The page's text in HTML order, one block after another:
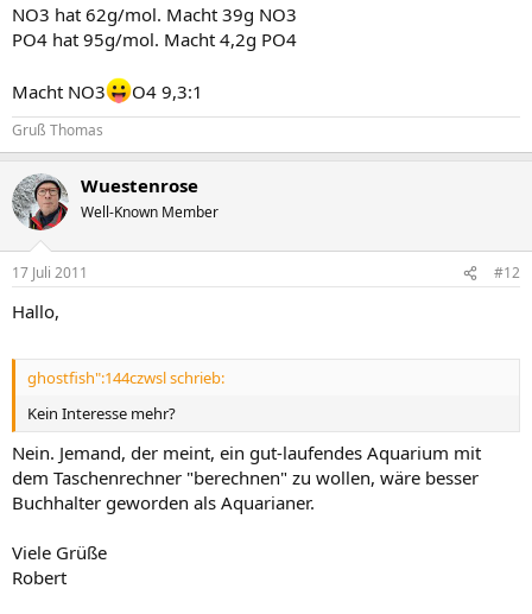
NO3 hat 62g/mol. Macht 39g NO3
PO4 hat 95g/mol. Macht 4,2g PO4
Macht NO3 O4 9,3:1
Gruß Thomas
Wuestenrose
Well-Known Member
17 Juli 2011 #12
Hallo,
ghostfish":144czwsl schrieb:
Kein Interesse mehr?
Nein. Jemand, der meint, ein gut-laufendes Aquarium mit
dem Taschenrechner "berechnen" zu wollen, wäre besser
Buchhalter geworden als Aquarianer.
Viele Grüße
Robert